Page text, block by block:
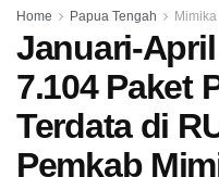
Home Papua Tengah Mimika
Januari-
7.104 Paket
Terdata di
Pemkab